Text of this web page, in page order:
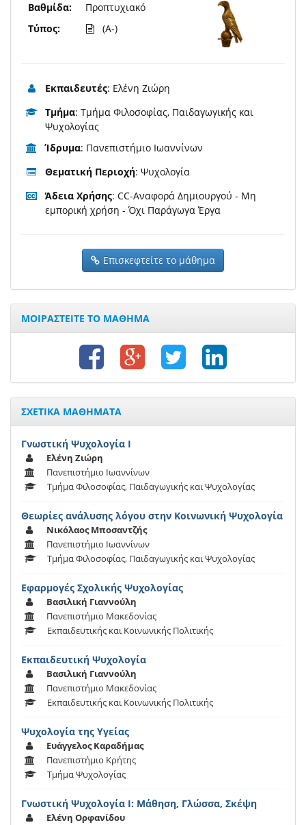
Βαθμίδα:
Τύπος:
Προπτυχιακό
(A-)
Εκπαιδευτές: Ελένη Ζιώρη
Τμήμα: Τμήμα Φιλοσοφίας, Παιδαγωγικής και
Ψυχολογίας
Ίδρυμα: Πανεπιστήμιο Ιωαννίνων
Θεματική Περιοχή: Ψυχολογία
Άδεια Χρήσης: CC-Αναφορά Δημιουργού - Μη
εμπορική χρήση - Όχι Παράγωγα Έργα
Επισκεφτείτε το μάθημα
ΜΟΙΡΑΣΤΕΙΤΕ ΤΟ ΜΑΘΗΜΑ
ΣΧΕΤΙΚΑ ΜΑΘΗΜΑΤΑ
Γνωστική Ψυχολογία Ι
Ελένη Ζιώρη
Πανεπιστήμιο Ιωαννίνων
Τμήμα Φιλοσοφίας, Παιδαγωγικής και Ψυχολογίας
Θεωρίες ανάλυσης λόγου στην Κοινωνική Ψυχολογία
Νικόλαος Μποσαντζής
Πανεπιστήμιο Ιωαννίνων
Τμήμα Φιλοσοφίας, Παιδαγωγικής και Ψυχολογίας
Eφαρμογές Σχολικής Ψυχολογίας
Βασιλική Γιαννούλη
Πανεπιστήμιο Μακεδονίας
Εκπαιδευτικής και Κοινωνικής Πολιτικής
Εκπαιδευτική Ψυχολογία
Βασιλική Γιαννούλη
Πανεπιστήμιο Μακεδονίας
Εκπαιδευτικής και Κοινωνικής Πολιτικής
Ψυχολογία της Υγείας
Ευάγγελος Καραδήμας
Πανεπιστήμιο Κρήτης
Τμήμα Ψυχολογίας
Γνωστική Ψυχολογία Ι: Μάθηση, Γλώσσα, Σκέψη
Ελένη Ορφανίδου